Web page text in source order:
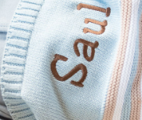
aufwärmen nach einem
wird er bestimmt ein